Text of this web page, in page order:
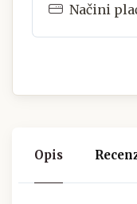
Načini
Opis